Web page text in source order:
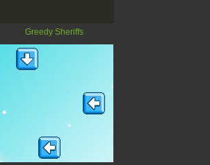
Greedy Sheriffs